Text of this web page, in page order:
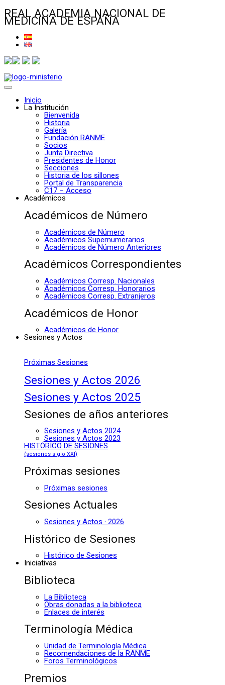
REAL ACADEMIA NACIONAL DE
MEDICINA DE ESPAÑA
Inicio
La Institución
Bienvenida
Historia
Galería
Fundación RANME
Socios
Junta Directiva
Presidentes de Honor
Secciones
Historia de los sillones
Portal de Transparencia
C17 – Acceso
Académicos
Académicos de Número
Académicos de Número
Académicos Supernumerarios
Académicos de Número Anteriores
Académicos Correspondientes
Académicos Corresp. Nacionales
Académicos Corresp. Honorarios
Académicos Corresp. Extranjeros
Académicos de Honor
Académicos de Honor
Sesiones y Actos
Próximas Sesiones
Sesiones y Actos 2026
Sesiones y Actos 2025
Sesiones de años anteriores
Sesiones y Actos 2024
Sesiones y Actos 2023
HISTÓRICO DE SESIONES
(sesiones siglo XXI)
Próximas sesiones
Próximas sesiones
Sesiones Actuales
Sesiones y Actos · 2026
Histórico de Sesiones
Histórico de Sesiones
Iniciativas
Biblioteca
La Biblioteca
Obras donadas a la biblioteca
Enlaces de interés
Terminología Médica
Unidad de Terminología Médica
Recomendaciones de la RANME
Foros Terminológicos
Premios